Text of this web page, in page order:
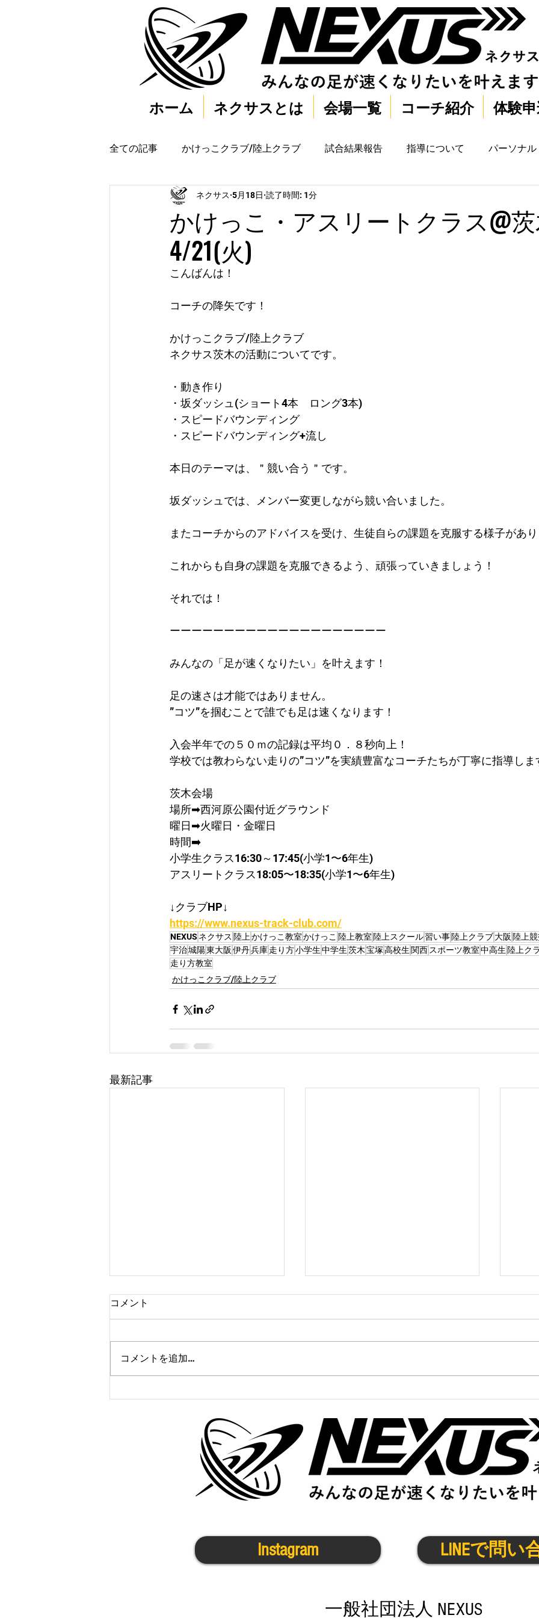
ホーム ネクサスとは 会場一覧 コーチ紹介 体験
全ての記事 かけっこクラブ/陸上クラブ 試合結果報告 指導について パーソナ
かけっこ・アスリートクラス@
4/21(火)
ネクサス 5月18日 読了時間: 1分
こんばんは！
コーチの降矢です！
かけっこクラブ/陸上クラブ
ネクサス茨木の活動についてです。
・動き作り
・坂ダッシュ(ショート4本　ロング3本)
・スピードバウンディング
・スピードバウンディング+流し
本日のテーマは、＂競い合う＂です。
坂ダッシュでは、メンバー変更しながら競い合いました。
またコーチからのアドバイスを受け、生徒自らの課題を克服する様子があ
これからも自身の課題を克服できるよう、頑張っていきましょう！
それでは！
ーーーーーーーーーーーーーーーーーーーー
みんなの「足が速くなりたい」を叶えます！
足の速さは才能ではありません。
”コツ”を掴むことで誰でも足は速くなります！
入会半年での５０ｍの記録は平均０．８秒向上！​
学校では教わらない走りの”コツ”を実績豊富なコーチたちが丁寧に指導しま
茨木会場
場所➡西河原公園付近グラウンド
曜日➡火曜日・金曜日
時間➡️
小学生クラス16:30～17:45(小学1〜6年生)
アスリートクラス18:05〜18:35(小学1〜6年生)
↓クラブHP↓
https://www.nexus-track-club.com/
NEXUS ネクサス 陸上かけっこ教室かけっこ 陸上教室 陸上スクール習い事陸上クラブ大阪 陸上
宇治城陽東大阪 伊丹兵庫走り方小学生中学生茨木宝塚高校生 関西 スポーツ教室中高生 陸上ク
走り方教室
かけっこクラブ/陸上クラブ
最新記事
かけっこクラブ@茨木4/21(火)
かけっこ・アスリートクラス
か
コメント
コメントを追加…
Instagram LINEで問い
​一般社団法人 NEXUS